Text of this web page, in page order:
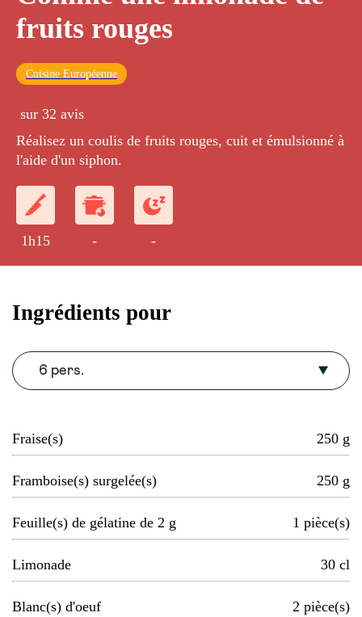
fruits rouges
Cuisine Européenne
sur 32 avis
Réalisez un coulis de fruits rouges, cuit et émulsionné à
l'aide d'un siphon.
1h15 - -
Ingrédients pour
6 pers.
Fraise(s) 250 g
Framboise(s) surgelée(s) 250 g
Feuille(s) de gélatine de 2 g 1 pièce(s)
Limonade 30 cl
Blanc(s) d'oeuf 2 pièce(s)